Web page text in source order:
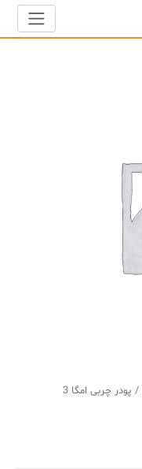
/ پودر چربی امگا 3